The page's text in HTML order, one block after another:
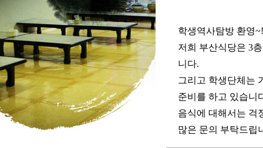
학생역사탐방 환영
저희 부산식당은 3
니다.
그리고 학생단체는
준비를 하고 있습니
음식에 대해서는 걱
많은 문의 부탁드립